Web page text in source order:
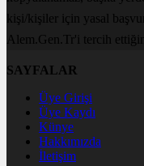
kişi/kişiler için yasal
Alem.Gen.Tr'i tercih
SAYFALAR
Üye Girişi
Üye Kaydı
Künye
Hakkımızda
İletişim